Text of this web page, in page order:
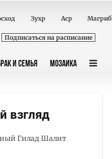
Зухр Аср Магриб
Подписаться на расписание
И СЕМЬЯ МОЗАИКА
взгляд
Гилад Шалит